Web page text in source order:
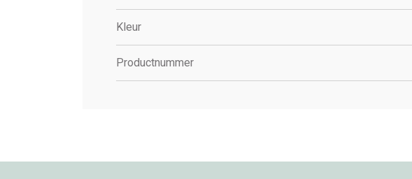
Kleur
Productnummer